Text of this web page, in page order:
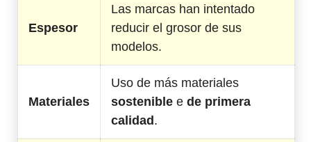
Espesor
Las marcas han intentado
reducir el grosor de sus
modelos.
Materiales
Uso de más materiales
sostenible e de primera
calidad .